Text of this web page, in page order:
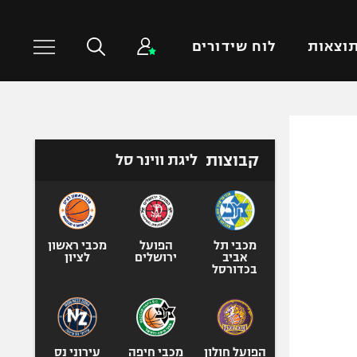
תוצאות לוח שידורים
טניס
כדורעף
ג'ודו
ספורט אולימפי
קבוצות ליגת ווינר סל
מכבי תל
אביב
בכדורסל
הפועל
ירושלים
מכבי ראשון
לציון
הפועל חולון
מכבי חיפה
עירוני נס